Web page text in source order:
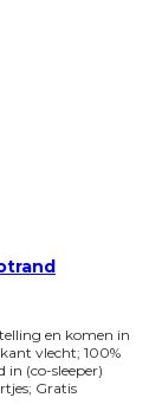
en komen in
vlecht; 100%
in (co-sleeper)
Gratis